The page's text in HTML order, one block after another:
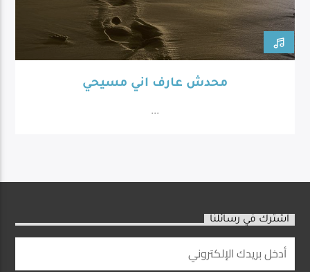
محدش عارف اني مسيحي
...
اشترك في رسائلنا